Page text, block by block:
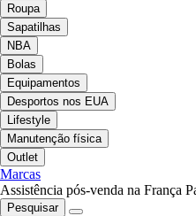
Roupa
Sapatilhas
NBA
Bolas
Equipamentos
Desportos nos EUA
Lifestyle
Manutenção física
Outlet
Marcas
Assistência pós-venda na França
Pesquisar